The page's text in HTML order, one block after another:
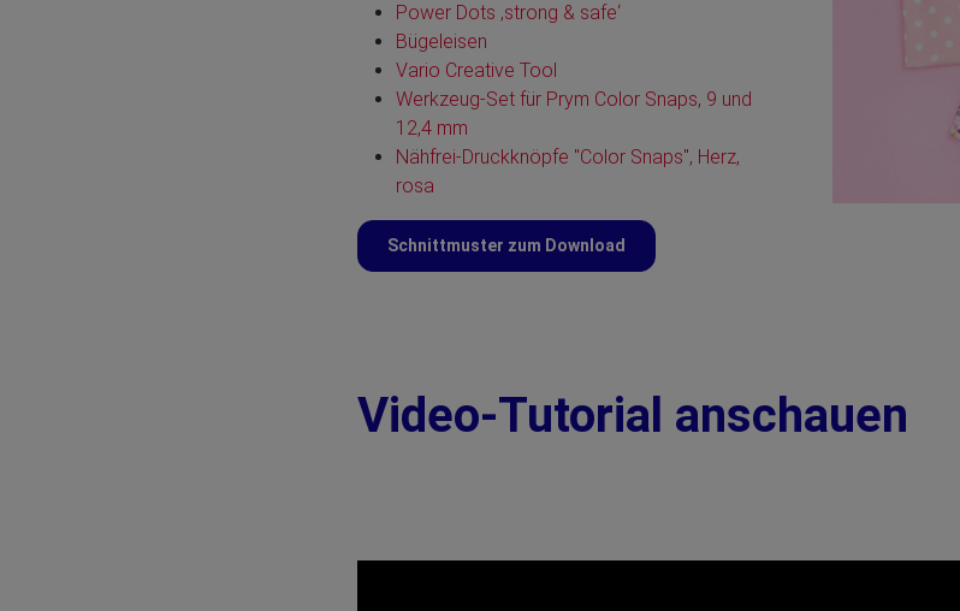
Power Dots ‚strong & safe‘
Bügeleisen
Vario Creative Tool
Werkzeug-Set für Prym Color Snaps, 9 und
12,4 mm
Nähfrei-Druckknöpfe "Color Snaps", Herz,
rosa
Schnittmuster zum Download
Video-Tutorial anschauen